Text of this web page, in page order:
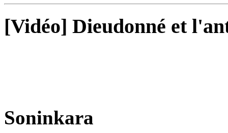
[Vidéo] Dieudonné et
Soninkara